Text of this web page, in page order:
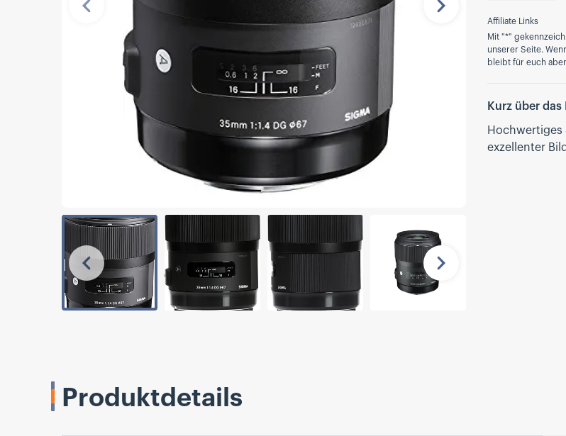
Vorherige Nächste
Vorherige Nächste
Affiliate Links
Mit "*"
unserer Seite.
bleibt für euch
Kurz über
Hochwertiges
exzellenter
Produktdetails